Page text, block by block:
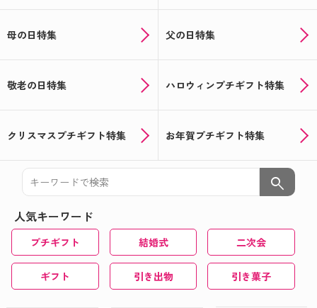
母の日特集 父の日特集
敬老の日特集 ハロウィンプチギフト特集
クリスマスプチギフト特集 お年賀プチギフト特集
search
人気キーワード
プチギフト 結婚式 二次会
ギフト 引き出物 引き菓子